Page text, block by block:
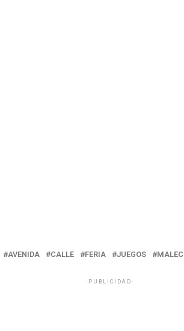
AVENIDA CALLE FERIA JUEGOS
-PUBLICIDAD-